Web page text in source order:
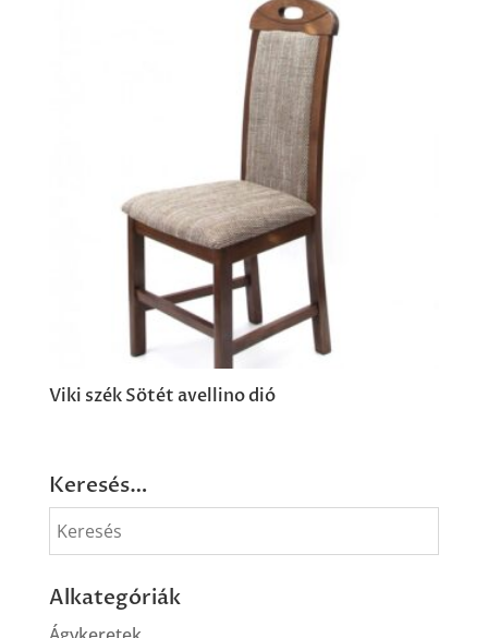
Viki szék Sötét avellino dió
Keresés…
Alkategóriák